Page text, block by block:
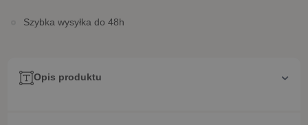
Szybka wysyłka do 48h
Opis produktu